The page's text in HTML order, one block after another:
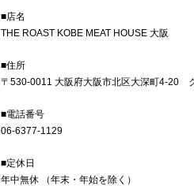
■店名
THE ROAST KOBE MEAT HOUSE 大阪
■住所
〒530-0011 大阪府大阪市北区大深町4-20
■電話番号
06-6377-1129
■定休日
年中無休 （年末・年始を除く）